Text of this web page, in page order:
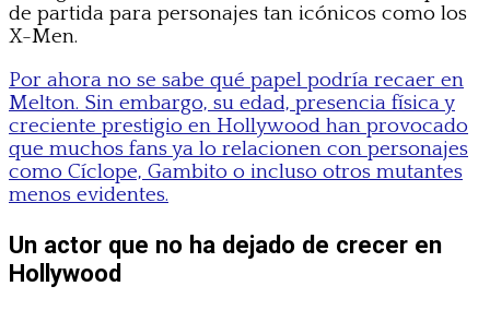
de partida para personajes tan icónicos como los
X-Men.
Por ahora no se sabe qué papel podría recaer en
Melton. Sin embargo, su edad, presencia física y
creciente prestigio en Hollywood han provocado
que muchos fans ya lo relacionen con personajes
como Cíclope, Gambito o incluso otros mutantes
menos evidentes.
Un actor que no ha dejado de crecer en
Hollywood